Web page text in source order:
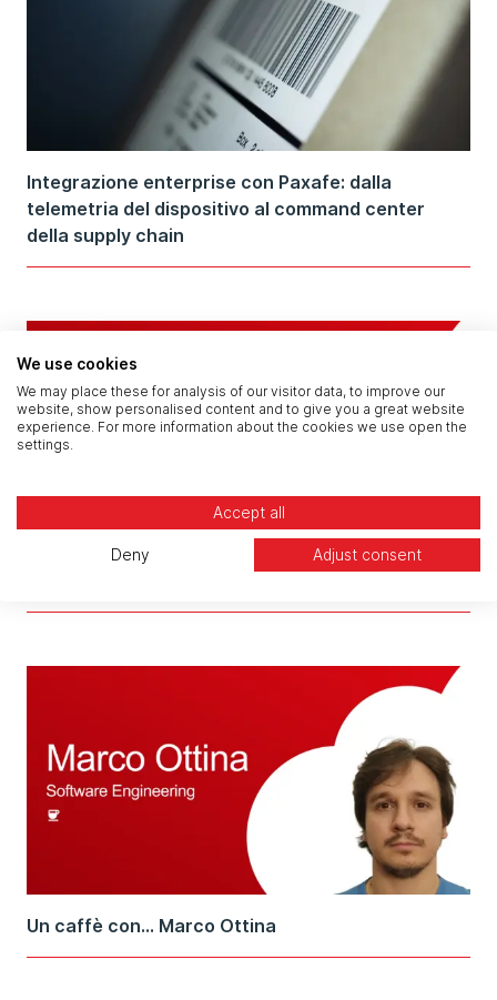
Integrazione enterprise con Paxafe: dalla
telemetria del dispositivo al command center
della supply chain
Un caffè con... Marco Ottina
We use cookies
We may place these for analysis of our visitor data, to improve our
website, show personalised content and to give you a great website
experience. For more information about the cookies we use open the
settings.
Accept all
Deny Adjust consent